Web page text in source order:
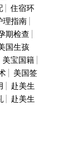
住宿环
理指南
期检查
国生孩
美宝国籍
美国签
赴美生
赴美生